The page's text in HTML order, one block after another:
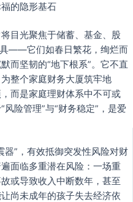
的隐形基石
目光聚焦于储蓄、基金、股
具——它们如春日繁花，绚烂而
而坚韧的“地下根系”。它不直
整个家庭财务大厦筑牢地
而是家庭理财体系中不可或
险管理”与“财务稳定”，是爱
器”，有效抵御突发性风险对财
面临多重潜在风险：一场重
或导致收入中断数年，甚至
尚未成年的孩子失去经济依